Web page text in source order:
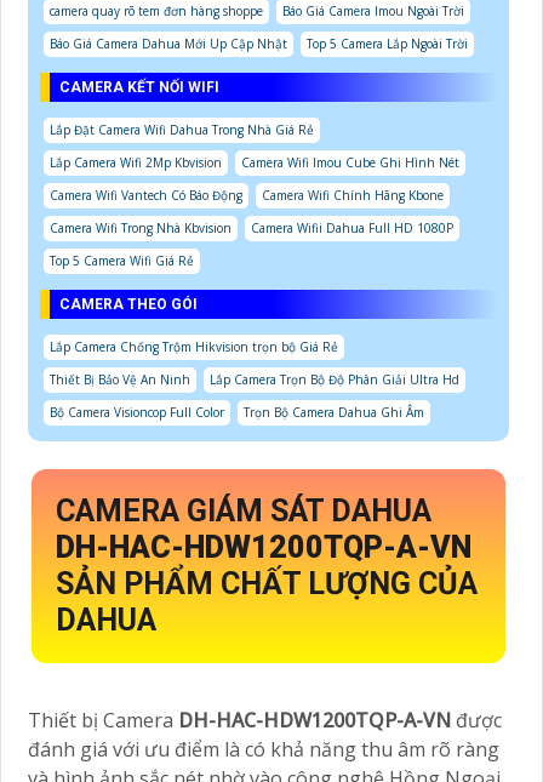
camera quay rõ tem đơn hàng shoppe
Báo Giá Camera Imou Ngoài Trời
Báo Giá Camera Dahua Mới Up Cập Nhật
Top 5 Camera Lắp Ngoài Trời
CAMERA KẾT NỐI WIFI
Lắp Đặt Camera Wifi Dahua Trong Nhà Giá Rẻ
Lắp Camera Wifi 2Mp Kbvision
Camera Wifi Imou Cube Ghi Hình Nét
Camera Wifi Vantech Có Báo Động
Camera Wifi Chính Hãng Kbone
Camera Wifi Trong Nhà Kbvision
Camera Wifii Dahua Full HD 1080P
Top 5 Camera Wifi Giá Rẻ
CAMERA THEO GÓI
Lắp Camera Chống Trộm Hikvision trọn bộ Giá Rẻ
Thiết Bị Bảo Vệ An Ninh
Lắp Camera Trọn Bộ Độ Phân Giải Ultra Hd
Bộ Camera Visioncop Full Color
Trọn Bộ Camera Dahua Ghi Âm
CAMERA GIÁM SÁT DAHUA
DH-HAC-HDW1200TQP-A-VN
SẢN PHẨM CHẤT LƯỢNG CỦA
DAHUA
Thiết bị Camera DH-HAC-HDW1200TQP-A-VN được
đánh giá với ưu điểm là có khả năng thu âm rõ ràng